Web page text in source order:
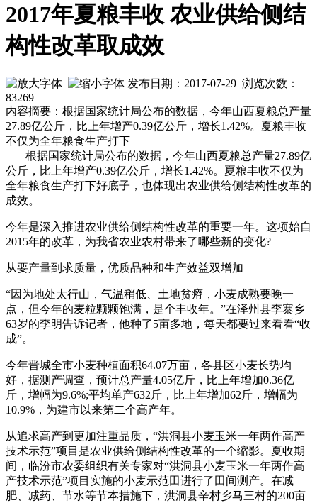
2017年夏粮丰收 农业供给侧结
构性改革取成效
发布日期：2017-07-29 浏览次数：
83269
内容摘要：根据国家统计局公布的数据，今年山西夏粮总产量
27.89亿公斤，比上年增产0.39亿公斤，增长1.42%。夏粮丰收
不仅为全年粮食生产打下
根据国家统计局公布的数据，今年山西夏粮总产量27.89亿
公斤，比上年增产0.39亿公斤，增长1.42%。夏粮丰收不仅为
全年粮食生产打下好底子，也体现出农业供给侧结构性改革的
成效。
今年是深入推进农业供给侧结构性改革的重要一年。这项始自
2015年的改革，为我省农业农村带来了哪些新的变化?
从要产量到求质量，优质品种和生产效益双增加
“因为地处太行山，气温稍低、土地贫瘠，小麦成熟要晚一
点，但今年的麦粒颗颗饱满，是个丰收年。”在泽州县李寨乡
63岁的李明告诉记者，他种了5亩多地，每天都要过来看看“收
成”。
今年晋城全市小麦种植面积64.07万亩，各县区小麦长势均
好，据测产调查，预计总产量4.05亿斤，比上年增加0.36亿
斤，增幅为9.6%;平均单产632斤，比上年增加62斤，增幅为
10.9%，为建市以来第二个高产年。
从追求高产到更加注重品质，“洪洞县小麦玉米一年两作高产
技术示范”项目是农业供给侧结构性改革的一个缩影。夏收期
间，临汾市农委组织有关专家对“洪洞县小麦玉米一年两作高
产技术示范”项目实施的小麦示范田进行了田间测产。在减
肥、减药、节水等节本措施下，洪洞县辛村乡马三村的200亩